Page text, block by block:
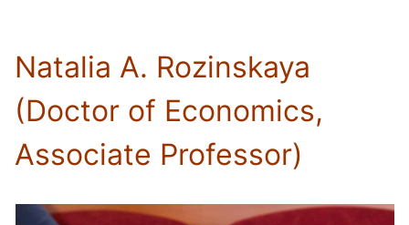
Natalia A. Rozinskaya
(Doctor of Economics,
Associate Professor)